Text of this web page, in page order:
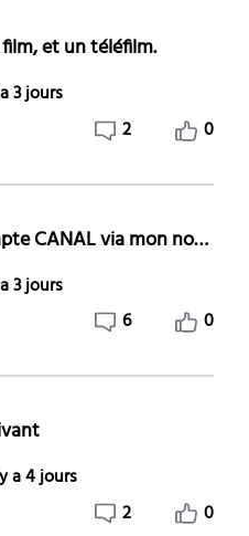
et un téléfilm.
3 jours
2
0
Connection à mon compte CANAL via mon nouveau décodeur connect TV
3 jours
6
0
a 4 jours
2
0